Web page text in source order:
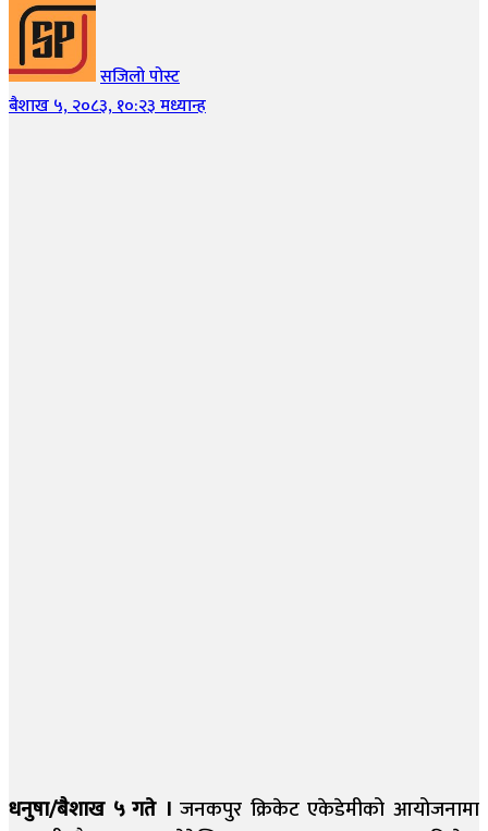
सजिलो पोस्ट
बैशाख ५, २०८३, १०:२३ मध्यान्ह
धनुषा/बैशाख ५ गते । जनकपुर क्रिकेट एकेडेमीको आयोजनामा